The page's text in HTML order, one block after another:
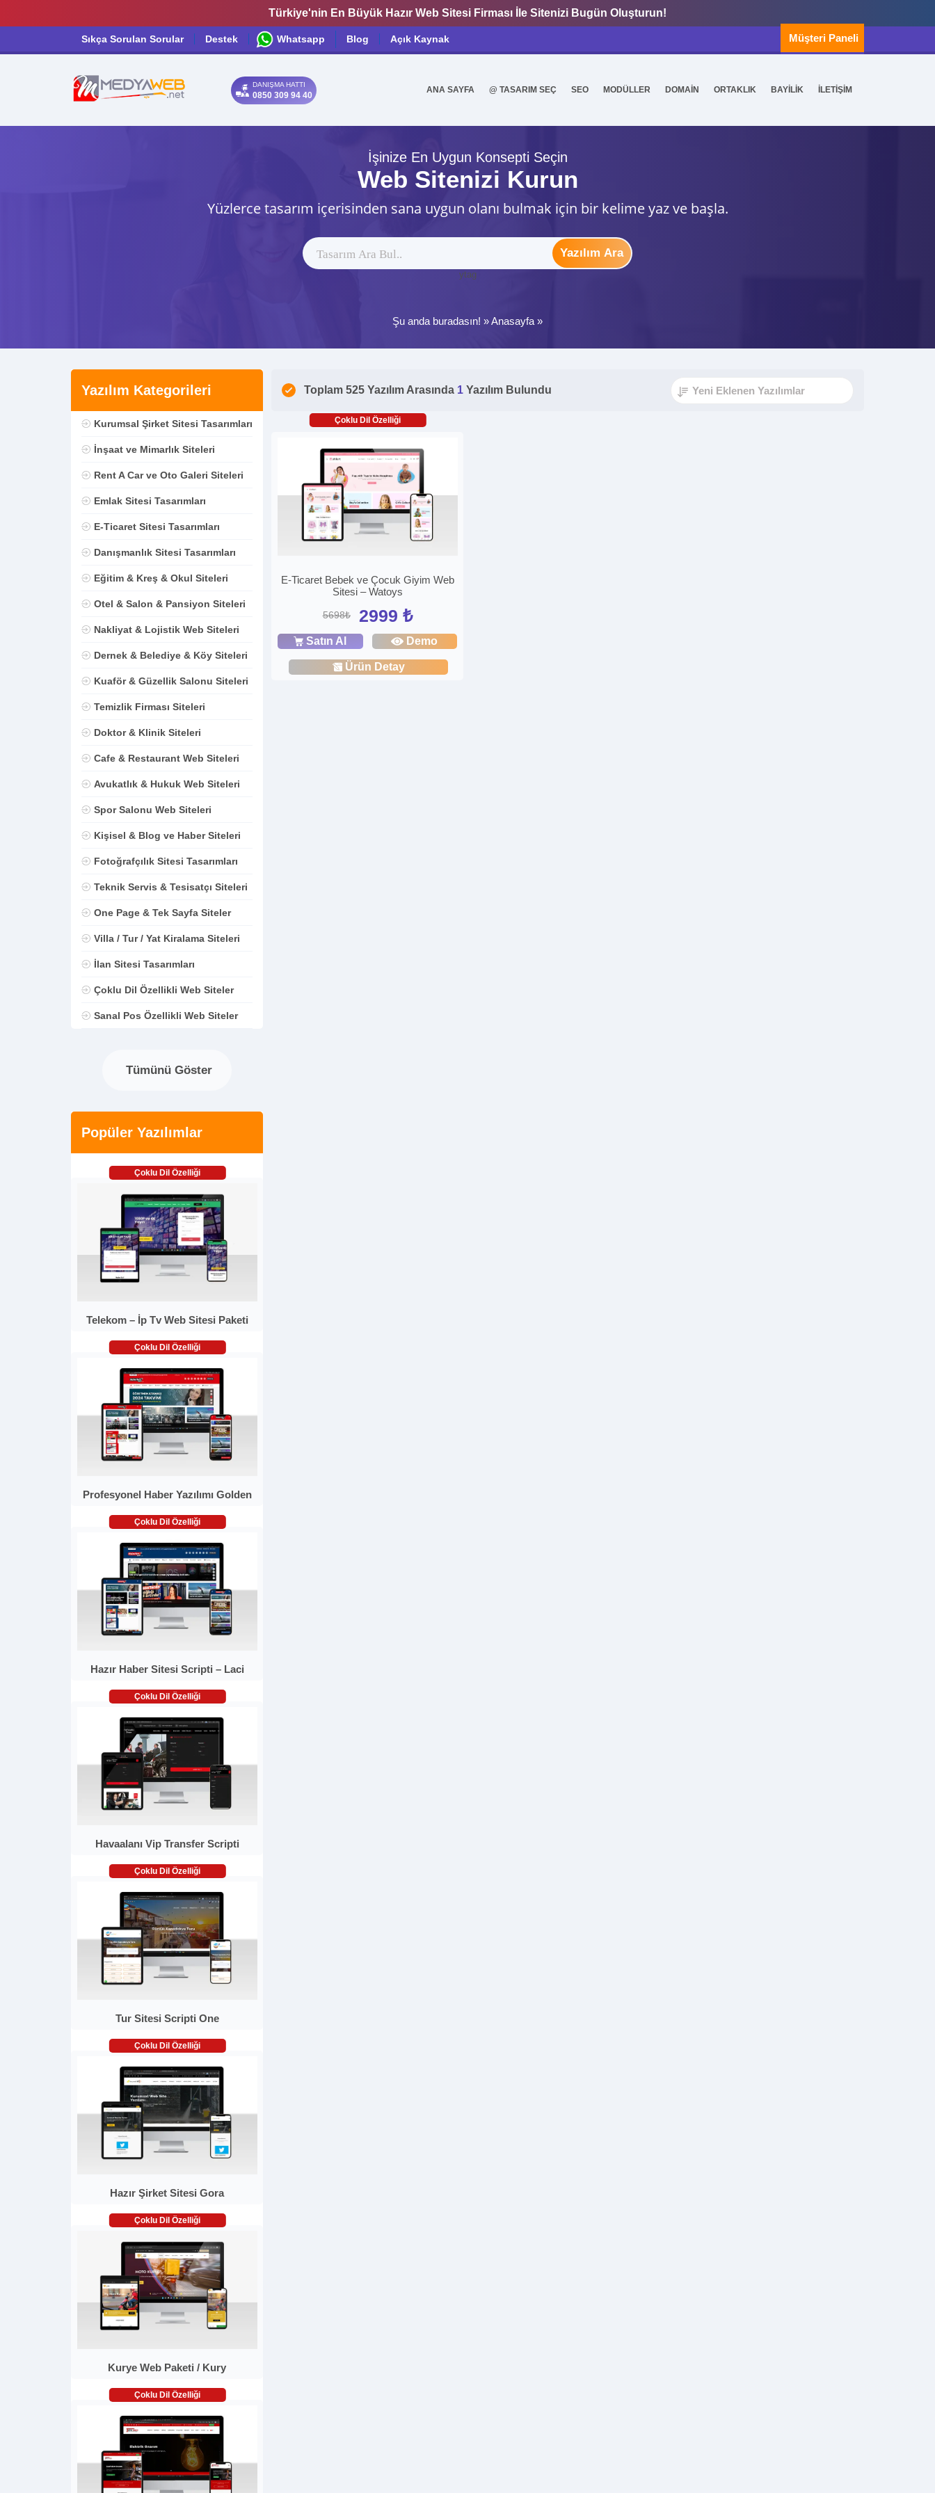
Türkiye'nin En Büyük Hazır Web Sitesi Firması İle Sitenizi Bugün Oluşturun!
Sıkça Sorulan Sorular Destek Whatsapp Blog Açık Kaynak Müşteri Paneli
DANIŞMA HATTI
0850 309 94 40
ANA SAYFA @ TASARIM SEÇ SEO MODÜLLER DOMAİN ORTAKLIK BAYİLİK İLETİŞİM
İşinize En Uygun Konsepti Seçin
Web Sitenizi Kurun
Yüzlerce tasarım içerisinden sana uygun olanı bulmak için bir kelime yaz ve başla.
Yazılım Ara
ytag
Şu anda buradasın! »Anasayfa »
Yazılım Kategorileri
Kurumsal Şirket Sitesi Tasarımları
İnşaat ve Mimarlık Siteleri
Rent A Car ve Oto Galeri Siteleri
Emlak Sitesi Tasarımları
E-Ticaret Sitesi Tasarımları
Danışmanlık Sitesi Tasarımları
Eğitim & Kreş & Okul Siteleri
Otel & Salon & Pansiyon Siteleri
Nakliyat & Lojistik Web Siteleri
Dernek & Belediye & Köy Siteleri
Kuaför & Güzellik Salonu Siteleri
Temizlik Firması Siteleri
Doktor & Klinik Siteleri
Cafe & Restaurant Web Siteleri
Avukatlık & Hukuk Web Siteleri
Spor Salonu Web Siteleri
Kişisel & Blog ve Haber Siteleri
Fotoğrafçılık Sitesi Tasarımları
Teknik Servis & Tesisatçı Siteleri
One Page & Tek Sayfa Siteler
Villa / Tur / Yat Kiralama Siteleri
İlan Sitesi Tasarımları
Çoklu Dil Özellikli Web Siteler
Sanal Pos Özellikli Web Siteler
Tümünü Göster
Popüler Yazılımlar
Çoklu Dil Özelliği
Telekom – İp Tv Web Sitesi Paketi
Çoklu Dil Özelliği
Profesyonel Haber Yazılımı Golden
Çoklu Dil Özelliği
Hazır Haber Sitesi Scripti – Laci
Çoklu Dil Özelliği
Havaalanı Vip Transfer Scripti
Çoklu Dil Özelliği
Tur Sitesi Scripti One
Çoklu Dil Özelliği
Hazır Şirket Sitesi Gora
Çoklu Dil Özelliği
Kurye Web Paketi / Kury
Çoklu Dil Özelliği
Toplam 525 Yazılım Arasında 1 Yazılım Bulundu
Çoklu Dil Özelliği
E-Ticaret Bebek ve Çocuk Giyim Web
Sitesi – Watoys
5698₺ 2999 ₺
Satın Al Demo
Ürün Detay